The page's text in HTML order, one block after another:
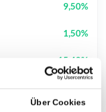
Über Cookies
9,50%
1,50%
15,40%
2,10%